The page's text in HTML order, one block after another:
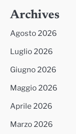
Archives
Agosto 2026
Luglio 2026
Giugno 2026
Maggio 2026
Aprile 2026
Marzo 2026